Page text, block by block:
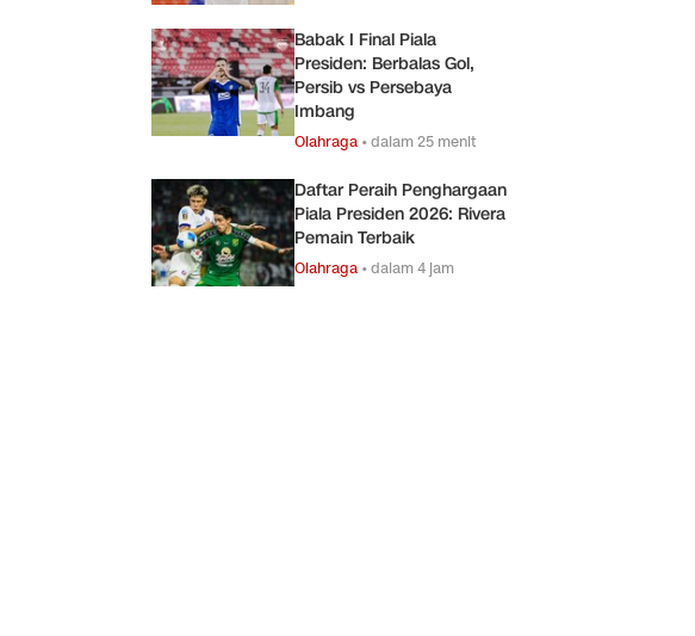
Babak I Final Piala
Presiden: Berbalas Gol,
Persib vs Persebaya
Imbang
Olahraga •dalam 25 menit
Daftar Peraih Penghargaan
Piala Presiden 2026: Rivera
Pemain Terbaik
Olahraga •dalam 4 jam